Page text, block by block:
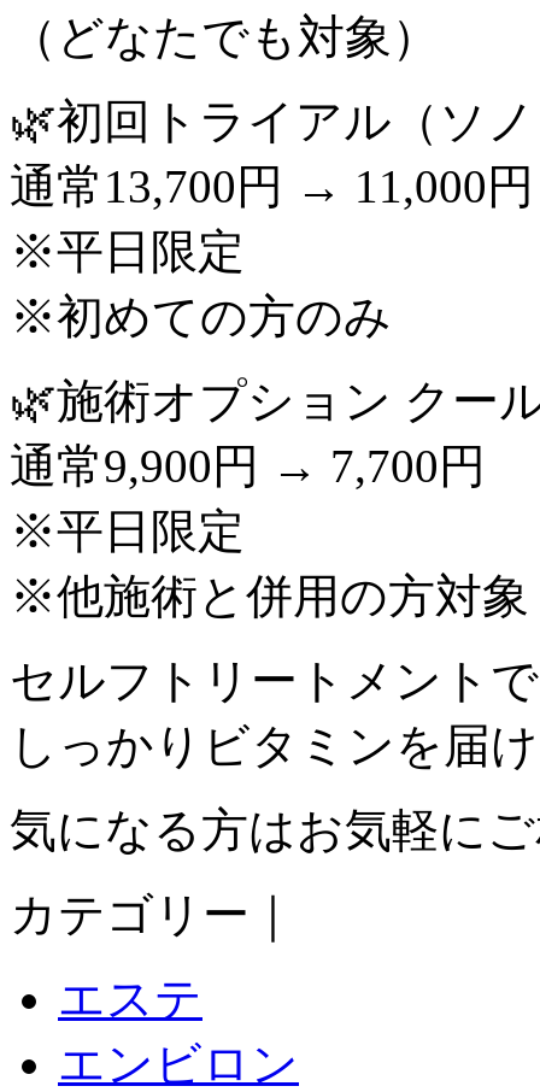
（どなたでも対象）
🌿初回トライアル（ソ
通常13,700円 → 11,000円
※平日限定
※初めての方のみ
🌿施術オプション クー
通常9,900円 → 7,700円
※平日限定
※他施術と併用の方対象
セルフトリートメント
しっかりビタミンを届
気になる方はお気軽に
カテゴリー｜
エステ
エンビロン